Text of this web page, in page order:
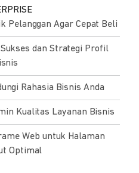
Pelanggan Agar Cepat Beli
dan Strategi Profil
Rahasia Bisnis Anda
Kualitas Layanan Bisnis
Web untuk Halaman
Optimal